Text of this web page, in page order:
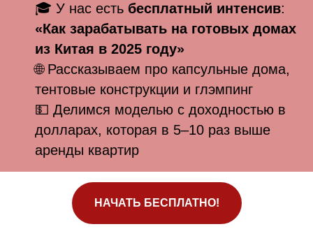
🎓 У нас есть бесплатный интенсив:
«Как зарабатывать на готовых домах
из Китая в 2025 году»
🌐 Рассказываем про капсульные дома,
тентовые конструкции и глэмпинг
💵 Делимся моделью с доходностью в
долларах, которая в 5–10 раз выше
аренды квартир
НАЧАТЬ БЕСПЛАТНО!